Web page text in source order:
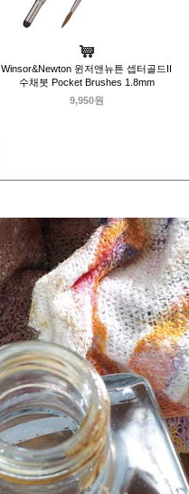
Winsor&Newton 윈저앤뉴튼 셉터골드II
수채붓 Pocket Brushes 1.8mm
9,950원